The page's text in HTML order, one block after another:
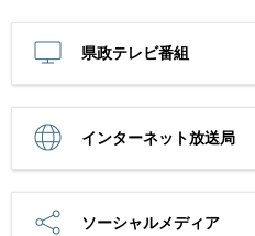
県政テレビ番組
インターネット放送局
ソーシャルメディア